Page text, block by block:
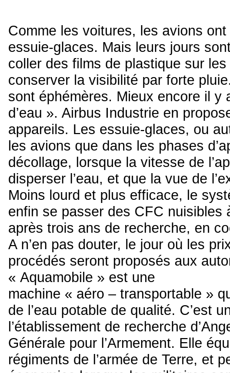
Comme les voitures, les avions ont
essuie-glaces. Mais leurs jours
coller des films de plastique sur
conserver la visibilité par forte
sont éphémères. Mieux encore il y
d’eau ». Airbus Industrie en
appareils. Les essuie-glaces, ou
les avions que dans les phases
décollage, lorsque la vitesse de
disperser l’eau, et que la vue de
Moins lourd et plus efficace, le
enfin se passer des CFC nuisibles
après trois ans de recherche, en
A n’en pas douter, le jour où les
procédés seront proposés aux
« Aquamobile » est une
machine « aéro – transportable »
de l’eau potable de qualité. C’est
l’établissement de recherche
Générale pour l’Armement. Elle
régiments de l’armée de Terre, et